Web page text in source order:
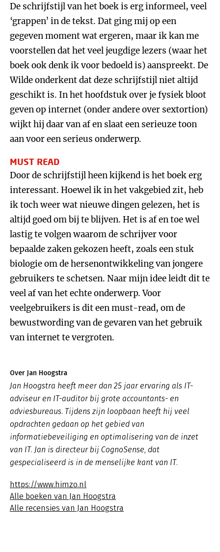
De schrijfstijl van het boek is erg informeel, veel
‘grappen’ in de tekst. Dat ging mij op een
gegeven moment wat ergeren, maar ik kan me
voorstellen dat het veel jeugdige lezers (waar het
boek ook denk ik voor bedoeld is) aanspreekt. De
Wilde onderkent dat deze schrijfstijl niet altijd
geschikt is. In het hoofdstuk over je fysiek bloot
geven op internet (onder andere over sextortion)
wijkt hij daar van af en slaat een serieuze toon
aan voor een serieus onderwerp.
MUST READ
Door de schrijfstijl heen kijkend is het boek erg
interessant. Hoewel ik in het vakgebied zit, heb
ik toch weer wat nieuwe dingen gelezen, het is
altijd goed om bij te blijven. Het is af en toe wel
lastig te volgen waarom de schrijver voor
bepaalde zaken gekozen heeft, zoals een stuk
biologie om de hersenontwikkeling van jongere
gebruikers te schetsen. Naar mijn idee leidt dit te
veel af van het echte onderwerp. Voor
veelgebruikers is dit een must-read, om de
bewustwording van de gevaren van het gebruik
van internet te vergroten.
Over Jan Hoogstra
Jan Hoogstra heeft meer dan 25 jaar ervaring als IT-
adviseur en IT-auditor bij grote accountants- en
adviesbureaus. Tijdens zijn loopbaan heeft hij veel
opdrachten gedaan op het gebied van
informatiebeveiliging en optimalisering van de inzet
van IT. Jan is directeur bij CognoSense, dat
gespecialiseerd is in de menselijke kant van IT.
https://www.himzo.nl
Alle boeken van Jan Hoogstra
Alle recensies van Jan Hoogstra